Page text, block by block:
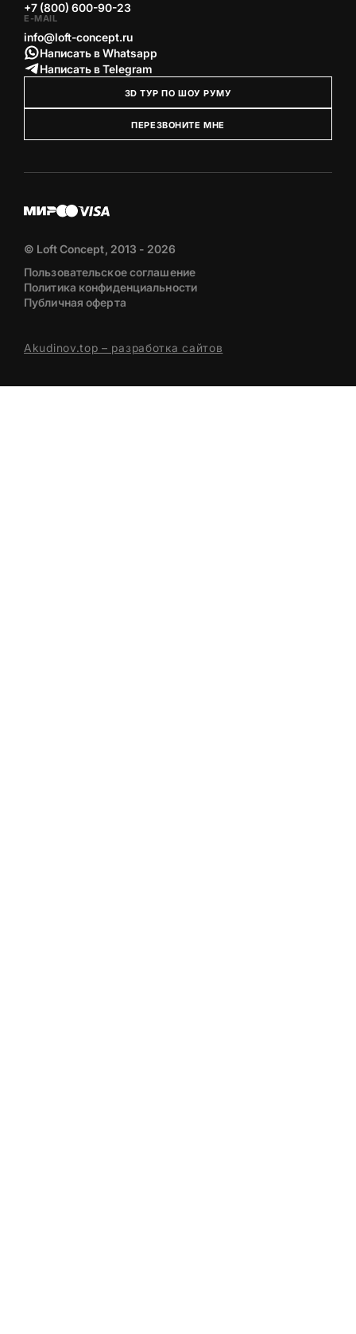
+7 (800) 600-90-23
E-MAIL
info@loft-concept.ru
Написать в Whatsapp
Написать в Telegram
3D ТУР ПО ШОУ РУМУ
ПЕРЕЗВОНИТЕ МНЕ
© Loft Concept, 2013 - 2026
Пользовательское соглашение
Политика конфиденциальности
Публичная оферта
Akudinov.top – разработка сайтов